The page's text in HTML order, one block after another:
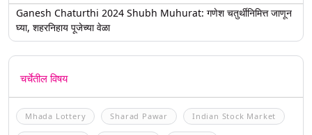
Ganesh Chaturthi 2024 Shubh Muhurat: गणेश चतुर्थीनिमित्त जाणून
घ्या, शहरनिहाय पूजेच्या वेळा
चर्चेतील विषय
Mhada Lottery Sharad Pawar Indian Stock Market